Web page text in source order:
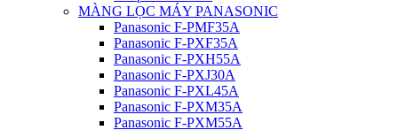
MÀNG LỌC MÁY PANASONIC
Panasonic F-PMF35A
Panasonic F-PXF35A
Panasonic F-PXH55A
Panasonic F-PXJ30A
Panasonic F-PXL45A
Panasonic F-PXM35A
Panasonic F-PXM55A